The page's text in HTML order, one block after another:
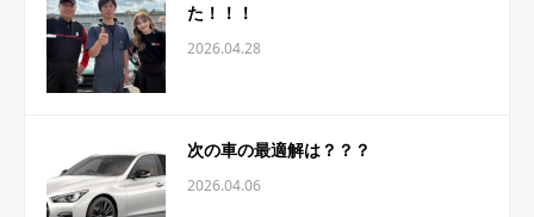
た！！！
2026.04.28
次の車の最適解は？？？
2026.04.06